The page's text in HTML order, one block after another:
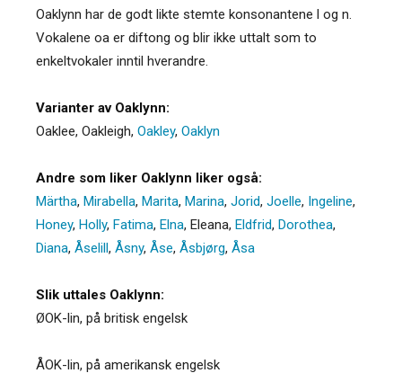
Oaklynn har de godt likte stemte konsonantene l og n.
Vokalene oa er diftong og blir ikke uttalt som to
enkeltvokaler inntil hverandre.
Varianter av Oaklynn:
Oaklee, Oakleigh, Oakley, Oaklyn
Andre som liker Oaklynn liker også:
Märtha, Mirabella, Marita, Marina, Jorid, Joelle, Ingeline,
Honey, Holly, Fatima, Elna, Eleana, Eldfrid, Dorothea,
Diana, Åselill, Åsny, Åse, Åsbjørg, Åsa
Slik uttales Oaklynn:
ØOK-lin, på britisk engelsk
ÅOK-lin, på amerikansk engelsk